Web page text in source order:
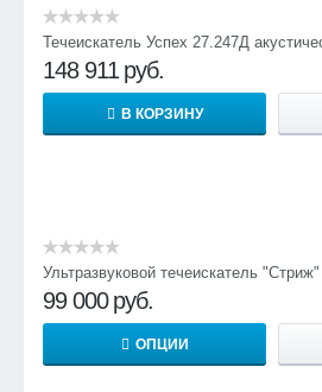
Течеискатель Успех 27.247Д
148 911 руб.
В КОРЗИНУ
Ультразвуковой течеискатель "Стриж"
99 000 руб.
ОПЦИИ